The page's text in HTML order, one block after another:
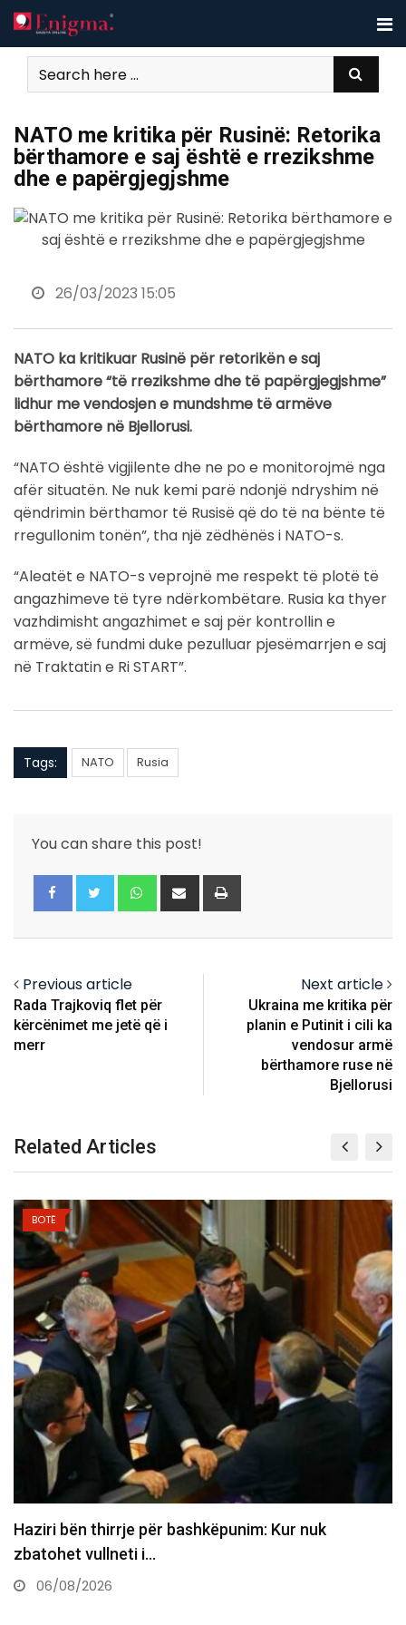
Skip
to
content
NATO me kritika për Rusinë: Retorika
bërthamore e saj është e rrezikshme
dhe e papërgjegjshme
26/03/2023 15:05
NATO ka kritikuar Rusinë për retorikën e saj
bërthamore “të rrezikshme dhe të papërgjegjshme”
lidhur me vendosjen e mundshme të armëve
bërthamore në Bjellorusi.
“NATO është vigjilente dhe ne po e monitorojmë nga
afër situatën. Ne nuk kemi parë ndonjë ndryshim në
qëndrimin bërthamor të Rusisë që do të na bënte të
rregullonim tonën”, tha një zëdhënës i NATO-s.
“Aleatët e NATO-s veprojnë me respekt të plotë të
angazhimeve të tyre ndërkombëtare. Rusia ka thyer
vazhdimisht angazhimet e saj për kontrollin e
armëve, së fundmi duke pezulluar pjesëmarrjen e saj
në Traktatin e Ri START”.
Tags: NATO Rusia
You can share this post!
Whatsapp
Share
via
Previous article
Rada Trajkoviq flet për
kërcënimet me jetë që i
merr
Next article
Ukraina me kritika për
planin e Putinit i cili ka
vendosur armë
bërthamore ruse në
Bjellorusi
Related Articles
BOTË
Austria shënon rekord të ri
termometri arrin në 41.2°C